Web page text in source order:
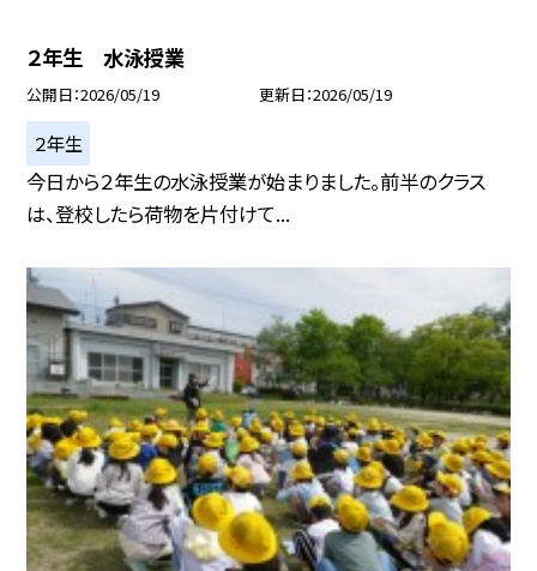
２年生 水泳授業
公開日 2026/05/19 更新日 2026/05/19
２年生
今日から２年生の水泳授業が始まりました。前半のクラス
は、登校したら荷物を片付けて...